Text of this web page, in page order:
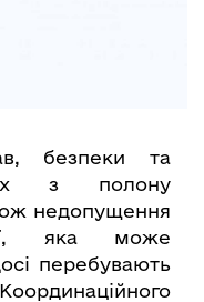
безпеки та
з полону
недопущення
яка може
перебувають